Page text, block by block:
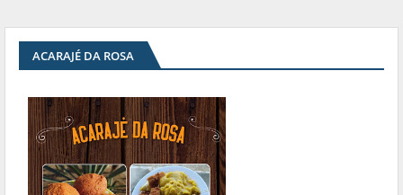
ACARAJÉ DA ROSA